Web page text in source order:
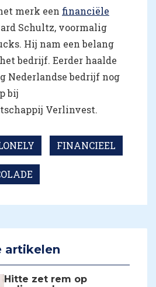
merk een financiële
Schultz, voormalig
Hij nam een belang
bedrijf. Eerder haalde
Nederlandse bedrijf nog
bij
Verlinvest.
FINANCIEEL
artikelen
Hitte zet rem op